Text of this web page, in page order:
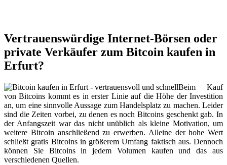
Vertrauenswürdige Internet-Börsen oder
private Verkäufer zum Bitcoin kaufen in
Erfurt?
Beim Kauf
von Bitcoins kommt es in erster Linie auf die Höhe der Investition
an, um eine sinnvolle Aussage zum Handelsplatz zu machen. Leider
sind die Zeiten vorbei, zu denen es noch Bitcoins geschenkt gab. In
der Anfangszeit war das nicht unüblich als kleine Motivation, um
weitere Bitcoin anschließend zu erwerben. Alleine der hohe Wert
schließt gratis Bitcoins in größerem Umfang faktisch aus. Dennoch
können Sie Bitcoins in jedem Volumen kaufen und das aus
verschiedenen Quellen.